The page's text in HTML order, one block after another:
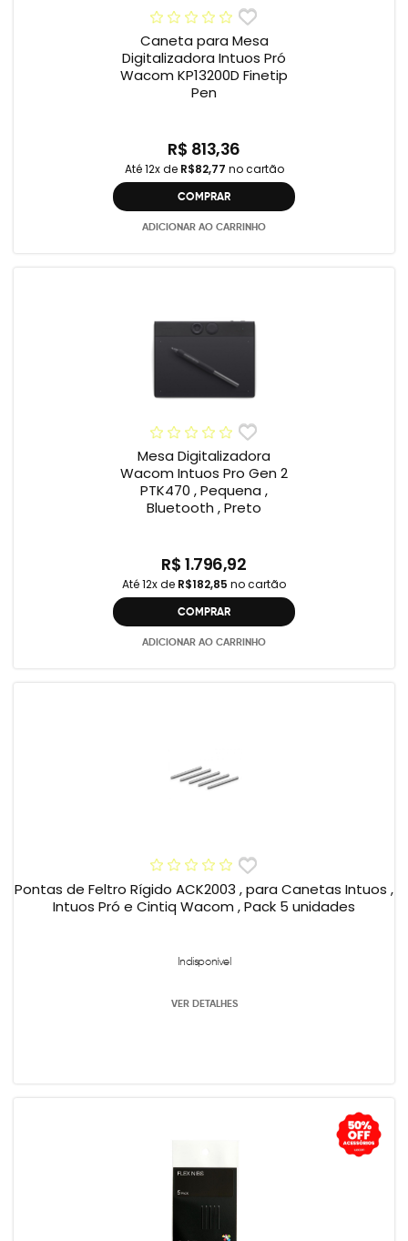
Caneta para Mesa
Digitalizadora Intuos Pró
Wacom KP13200D Finetip
Pen
R$ 813,36
Até 12x de R$82,77 no cartão
COMPRAR
ADICIONAR AO CARRINHO
Mesa Digitalizadora
Wacom Intuos Pro Gen 2
PTK470 , Pequena ,
Bluetooth , Preto
R$ 1.796,92
Até 12x de R$182,85 no cartão
COMPRAR
ADICIONAR AO CARRINHO
Pontas de Feltro Rígido ACK2003 , para Canetas Intuos ,
Intuos Pró e Cintiq Wacom , Pack 5 unidades
Indisponível
VER DETALHES